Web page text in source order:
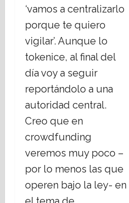
‘vamos a centralizarlo
porque te quiero
vigilar’. Aunque lo
tokenice, al final del
día voy a seguir
reportándolo a una
autoridad central.
Creo que en
crowdfunding
veremos muy poco –
por lo menos las que
operen bajo la ley- en